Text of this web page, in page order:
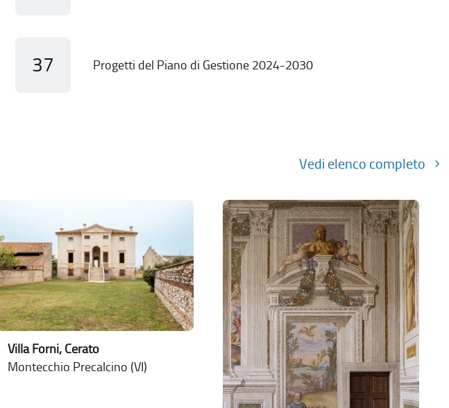
37 Progetti del Piano di Gestione 2024-2030
Vedi elenco completo
Villa Forni, Cerato
Montecchio Precalcino (VI)